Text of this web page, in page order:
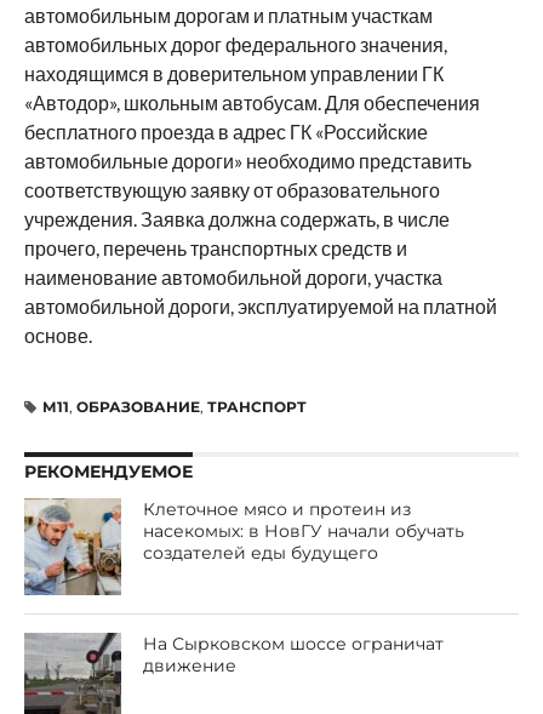
автомобильным дорогам и платным участкам
автомобильных дорог федерального значения,
находящимся в доверительном управлении ГК
«Автодор», школьным автобусам. Для обеспечения
бесплатного проезда в адрес ГК «Российские
автомобильные дороги» необходимо представить
соответствующую заявку от образовательного
учреждения. Заявка должна содержать, в числе
прочего, перечень транспортных средств и
наименование автомобильной дороги, участка
автомобильной дороги, эксплуатируемой на платной
основе.
М11, ОБРАЗОВАНИЕ, ТРАНСПОРТ
РЕКОМЕНДУЕМОЕ
Клеточное мясо и протеин из
насекомых: в НовГУ начали обучать
создателей еды будущего
На Сырковском шоссе ограничат
движение